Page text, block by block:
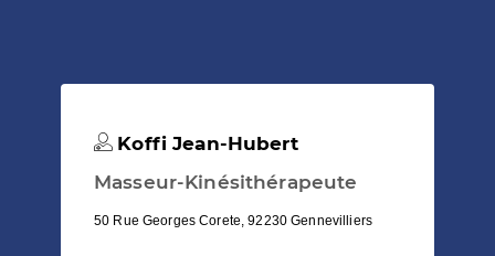
Koffi Jean-Hubert
Masseur-Kinésithérapeute
50 Rue Georges Corete, 92230 Gennevilliers